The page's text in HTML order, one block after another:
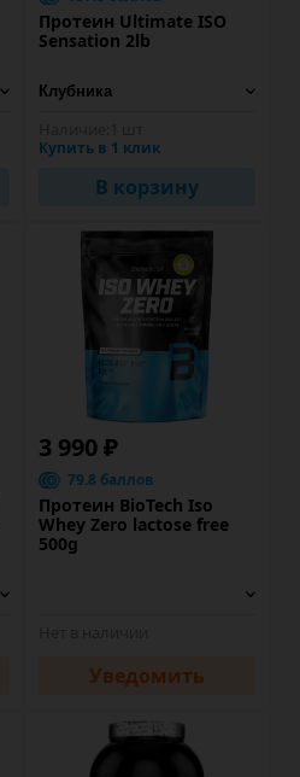
Протеин Ultimate ISO
Sensation 2lb
Купить в 1 клик
В корзину
3 990 ₽
79.8 баллов
Протеин BioTech Iso
Whey Zero lactose free
500g
Уведомить